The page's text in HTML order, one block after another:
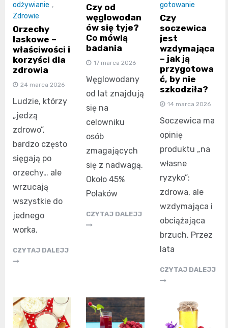
odżywianie ,
Zdrowie
Orzechy
laskowe –
właściwości i
korzyści dla
zdrowia
24 marca 2026
Ludzie, którzy
„jedzą
zdrowo”,
bardzo często
sięgają po
orzechy… ale
wrzucają
wszystkie do
jednego
worka.
CZYTAJ DALEJJ
Czy od
węglowodan
ów się tyje?
Co mówią
badania
17 marca 2026
Węglowodany
od lat znajdują
się na
celowniku
osób
zmagających
się z nadwagą.
Około 45%
Polaków
CZYTAJ DALEJJ
gotowanie
Czy
soczewica
jest
wzdymająca
– jak ją
przygotowa
ć, by nie
szkodziła?
14 marca 2026
Soczewica ma
opinię
produktu „na
własne
ryzyko”:
zdrowa, ale
wzdymająca i
obciążająca
brzuch. Przez
lata
CZYTAJ DALEJJ